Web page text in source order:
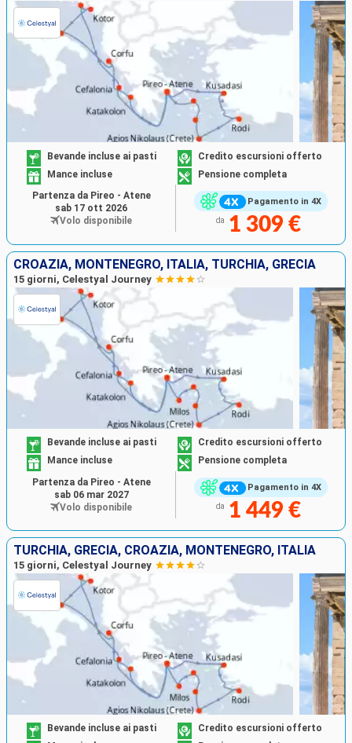
Pagamento in 4X
Bevande incluse ai pasti
Credito escursioni offerto
Mance incluse
Pensione completa
da 1 309 €
Partenza da Pireo - Atene
sab 17 ott 2026
Volo disponibile
CROAZIA, MONTENEGRO, ITALIA, TURCHIA, GRECIA
15 giorni, Celestyal Journey
Pagamento in 4X
Bevande incluse ai pasti
Credito escursioni offerto
Mance incluse
Pensione completa
da 1 449 €
Partenza da Pireo - Atene
sab 06 mar 2027
Volo disponibile
TURCHIA, GRECIA, CROAZIA, MONTENEGRO, ITALIA
15 giorni, Celestyal Journey
Bevande incluse ai pasti
Credito escursioni offerto